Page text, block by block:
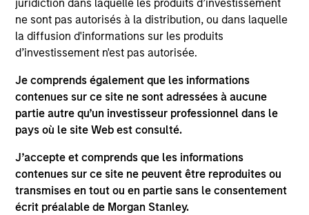
juridiction dans laquelle les produits d’investissement
ne sont pas autorisés à la distribution, ou dans laquelle
la diffusion d'informations sur les produits
d’investissement n'est pas autorisée.
Je comprends également que les informations
contenues sur ce site ne sont adressées à aucune
partie autre qu’un investisseur professionnel dans le
pays où le site Web est consulté.
J’accepte et comprends que les informations
contenues sur ce site ne peuvent être reproduites ou
transmises en tout ou en partie sans le consentement
écrit préalable de Morgan Stanley.
As of July 25, 2025. The above is provided for informational
and educational purposes only. There is no guarantee that
the investment mentioned resulted in positive performance
(for realized holdings), or will perform well in the future (for
current holdings). The trademarks and service marks above
are the property of their respective owners. The information
on this website has not been authorized, sponsored, or
otherwise approved by such owners. By clicking on any